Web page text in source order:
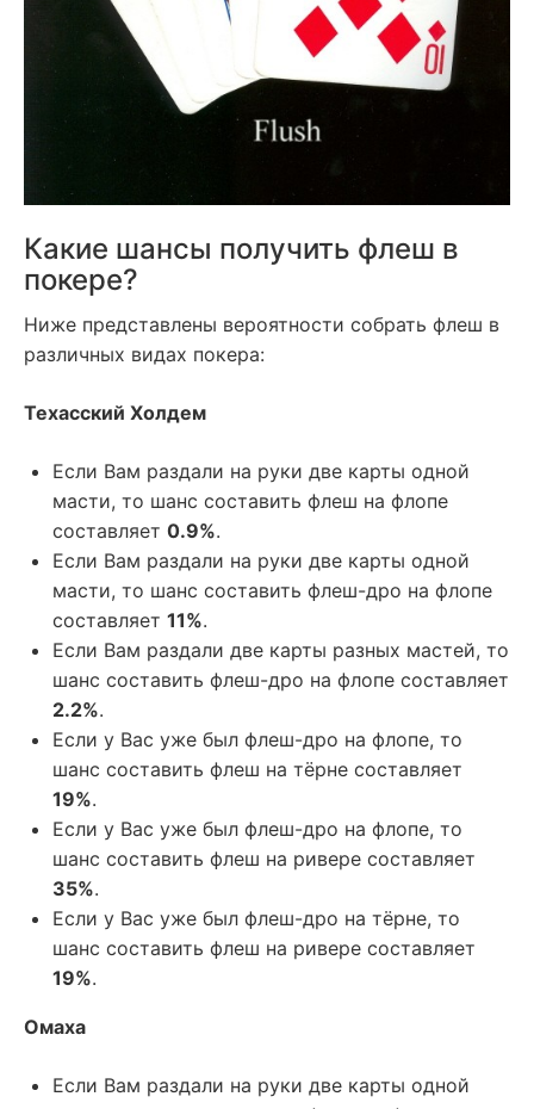
Какие шансы получить флеш в
покере?
Ниже представлены вероятности собрать флеш в
различных видах покера:
Техасский Холдем
Если Вам раздали на руки две карты одной
масти, то шанс составить флеш на флопе
составляет 0.9%.
Если Вам раздали на руки две карты одной
масти, то шанс составить флеш-дро на флопе
составляет 11%.
Если Вам раздали две карты разных мастей, то
шанс составить флеш-дро на флопе составляет
2.2%.
Если у Вас уже был флеш-дро на флопе, то
шанс составить флеш на тёрне составляет
19%.
Если у Вас уже был флеш-дро на флопе, то
шанс составить флеш на ривере составляет
35%.
Если у Вас уже был флеш-дро на тёрне, то
шанс составить флеш на ривере составляет
19%.
Омаха
Если Вам раздали на руки две карты одной